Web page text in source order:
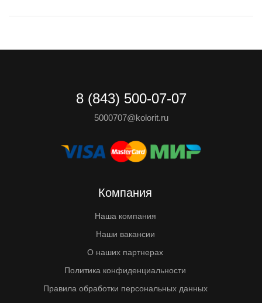
8 (843) 500-07-07
5000707@kolorit.ru
Компания
Наша компания
Наши вакансии
О наших партнерах
Политика конфиденциальности
Правила обработки персональных данных